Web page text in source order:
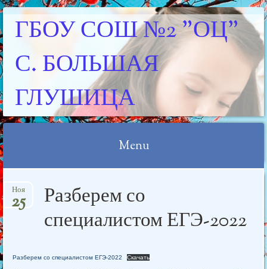
ГБОУ СОШ №2 "ОЦ"
С. БОЛЬШАЯ
ГЛУШИЦА
Menu
to
content
Разберем со
специалистом ЕГЭ-2022
Ноя
25
Разберем со специалистом ЕГЭ-2022 Скачать